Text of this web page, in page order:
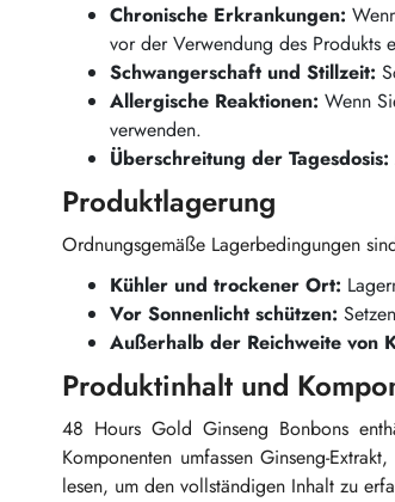
Chronische Erkrankungen:
vor der Verwendung des Produkts
Schwangerschaft und Stillzeit:
Allergische Reaktionen: Wenn
verwenden.
Überschreitung der Tagesdosis:
Produktlagerung
Ordnungsgemäße Lagerbedingungen
Kühler und trockener Ort:
Vor Sonnenlicht schützen:
Außerhalb der Reichweite von
Produktinhalt und
48 Hours Gold Ginseng Bonbons
Komponenten umfassen Ginseng-
lesen, um den vollständigen Inhalt zu